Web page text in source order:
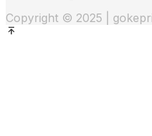
Copyright © 2025 |